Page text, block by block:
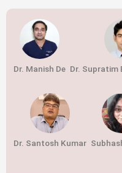
Dr. Manish De Dr.
Dr. Santosh Kumar